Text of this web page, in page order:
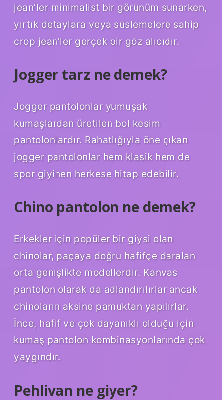
jean’ler minimalist bir görünüm sunarken,
yırtık detaylara veya süslemelere sahip
crop jean’ler gerçek bir göz alıcıdır.
Jogger tarz ne demek?
Jogger pantolonlar yumuşak
kumaşlardan üretilen bol kesim
pantolonlardır. Rahatlığıyla öne çıkan
jogger pantolonlar hem klasik hem de
spor giyinen herkese hitap edebilir.
Chino pantolon ne demek?
Erkekler için popüler bir giysi olan
chinolar, paçaya doğru hafifçe daralan
orta genişlikte modellerdir. Kanvas
pantolon olarak da adlandırılırlar ancak
chinoların aksine pamuktan yapılırlar.
İnce, hafif ve çok dayanıklı olduğu için
kumaş pantolon kombinasyonlarında çok
yaygındır.
Pehlivan ne giyer?